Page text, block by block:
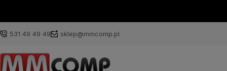
531 49 49 49 sklep@mmcomp.pl